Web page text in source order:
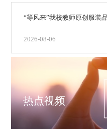
“等风来”我校教师原创服装
2026-08-06
热点视频